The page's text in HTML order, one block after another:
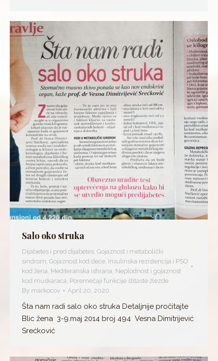
Salo oko struka
Dijabetes i pred dijabetes, Gojaznost i metabolički
sindrom, Gojaznost kod dece, Insulinska rezistencija i PSO
kod žena, Mediteranska ishrana, Neplodnost i gojaznost
kod muskaraca, Poremečaji funkcije štitaste žlezde
By markocov April 20, 2020
Šta nam radi salo oko struka Detaljnije pročitajte
Blic žena 3-9.maj 2014 broj 494 Vesna Dimitrijević
Srećković